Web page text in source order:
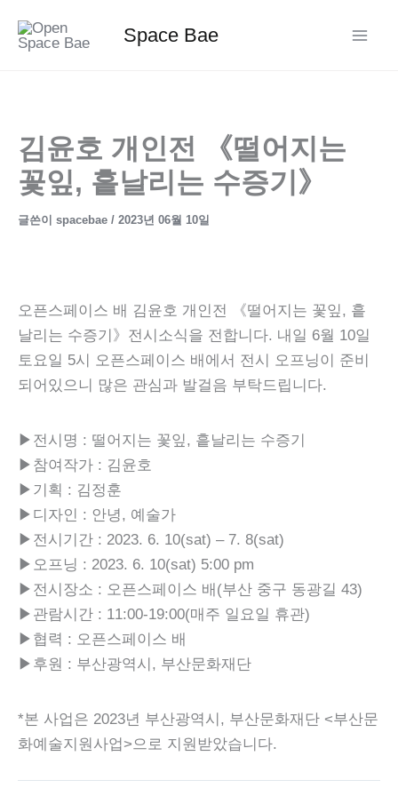
Space Bae
김윤호 개인전 《떨어지는
꽃잎, 흩날리는 수증기》
글쓴이 spacebae / 2023년 06월 10일
오픈스페이스 배 김윤호 개인전 《떨어지는 꽃잎, 흩
날리는 수증기》전시소식을 전합니다. 내일 6월 10일
토요일 5시 오픈스페이스 배에서 전시 오프닝이 준비
되어있으니 많은 관심과 발걸음 부탁드립니다.
▶전시명 : 떨어지는 꽃잎, 흩날리는 수증기
▶참여작가 : 김윤호
▶기획 : 김정훈
▶디자인 : 안녕, 예술가
▶전시기간 : 2023. 6. 10(sat) – 7. 8(sat)
▶오프닝 : 2023. 6. 10(sat) 5:00 pm
▶전시장소 : 오픈스페이스 배(부산 중구 동광길 43)
▶관람시간 : 11:00-19:00(매주 일요일 휴관)
▶협력 : 오픈스페이스 배
▶후원 : 부산광역시, 부산문화재단
*본 사업은 2023년 부산광역시, 부산문화재단 <부산문
화예술지원사업>으로 지원받았습니다.